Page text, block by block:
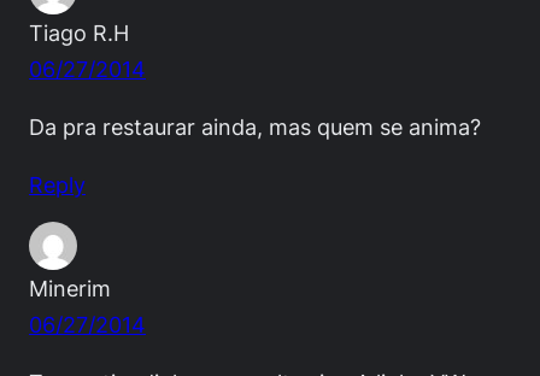
Tiago R.H
06/27/2014
Da pra restaurar ainda, mas quem se anima?
Reply
Minerim
06/27/2014